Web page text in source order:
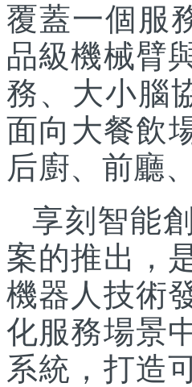
覆蓋一個服
品級機械臂
務、大小腦
面向大餐飲
后廚、前廳
享刻智能
案的推出，
機器人技術
化服務場景
系統，打造